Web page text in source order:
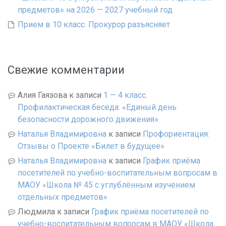
предметов» на 2026 — 2027 учебный год
Прием в 10 класс. Прокурор разъясняет
Свежие комментарии
Алия Гаязова к записи 1 — 4 класс.
Профилактическая беседа: «Единый день
безопасности дорожного движения»
Наталья Владимировна к записи Профориентация:
Отзывы о Проекте «Билет в будущее»
Наталья Владимировна к записи График приёма
посетителей по учебно-воспитательным вопросам в
МАОУ «Школа № 45 с углублённым изучением
отдельных предметов»
Людмила к записи График приёма посетителей по
учебно-воспитательным вопросам в МАОУ «Школа